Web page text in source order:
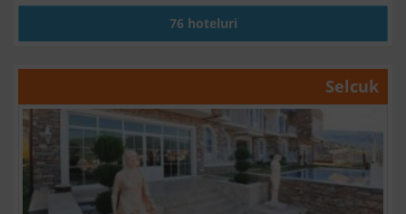
76 hoteluri
Selcuk